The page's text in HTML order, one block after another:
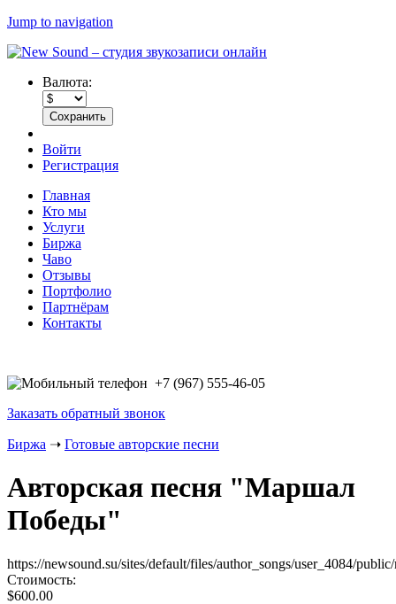
Jump to navigation
Валюта:
Войти
Регистрация
Главная
Кто мы
Услуги
Биржа
Чаво
Отзывы
Портфолио
Партнёрам
Контакты
+7 (967) 555-46-05
Заказать обратный звонок
Биржа ➝ Готовые авторские песни
Авторская песня "Маршал
Победы"
https://newsound.su/sites/default/files/author_songs/user_4084/
Стоимость:
$600.00